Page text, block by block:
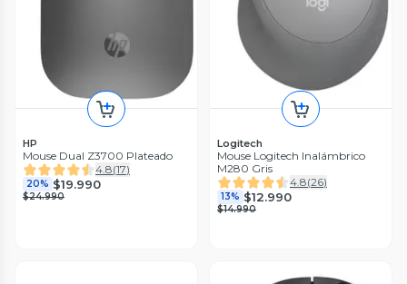
HP
Mouse Dual Z3700 Plateado
4.8(17)
20% $19.990
$24.990
Logitech
Mouse Logitech Inalámbrico
M280 Gris
4.8(26)
13% $12.990
$14.990